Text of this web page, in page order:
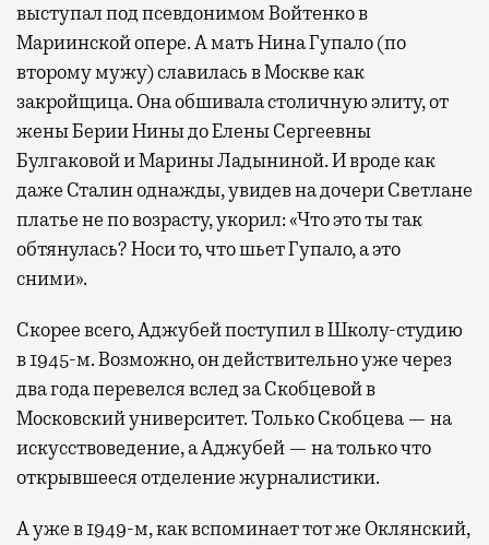
выступал под псевдонимом Войтенко в
Мариинской опере. А мать Нина Гупало (по
второму мужу) славилась в Москве как
закройщица. Она обшивала столичную элиту, от
жены Берии Нины до Елены Сергеевны
Булгаковой и Марины Ладыниной. И вроде как
даже Сталин однажды, увидев на дочери Светлане
платье не по возрасту, укорил: «Что это ты так
обтянулась? Носи то, что шьет Гупало, а это
сними».
Скорее всего, Аджубей поступил в Школу-студию
в 1945-м. Возможно, он действительно уже через
два года перевелся вслед за Скобцевой в
Московский университет. Только Скобцева — на
искусствоведение, а Аджубей — на только что
открывшееся отделение журналистики.
А уже в 1949-м, как вспоминает тот же Оклянский,